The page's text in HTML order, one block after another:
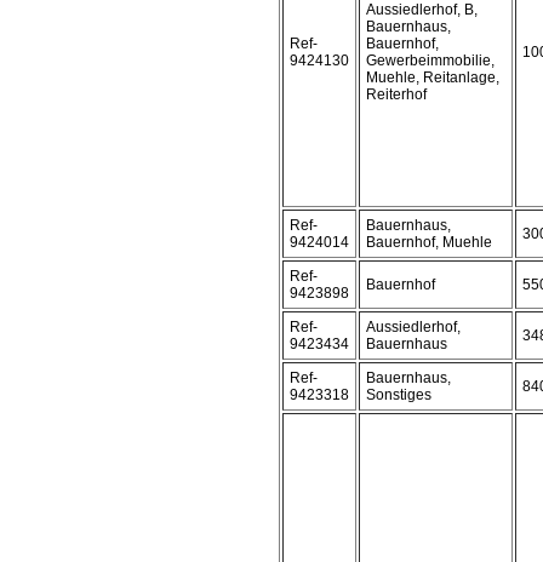
Ref-
9424130
Aussiedlerhof, B,
Bauernhaus,
Bauernhof,
Gewerbeimmobilie,
Muehle, Reitanlage,
Reiterhof
Ref-
9424014
Bauernhaus,
Bauernhof, Muehle
Ref-
9423898
Bauernhof
Ref-
9423434
Aussiedlerhof,
Bauernhaus
Ref-
9423318
Bauernhaus,
Sonstiges